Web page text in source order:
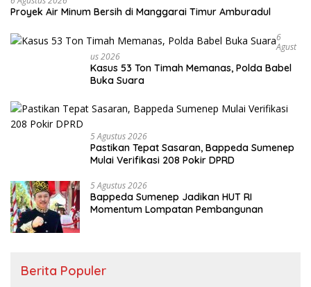
Proyek Air Minum Bersih di Manggarai Timur Amburadul
6
Agust
Us 2026
Kasus 53 Ton Timah Memanas, Polda Babel
Buka Suara
5 Agustus 2026
Pastikan Tepat Sasaran, Bappeda Sumenep
Mulai Verifikasi 208 Pokir DPRD
5 Agustus 2026
Bappeda Sumenep Jadikan HUT RI
Momentum Lompatan Pembangunan
Berita Populer